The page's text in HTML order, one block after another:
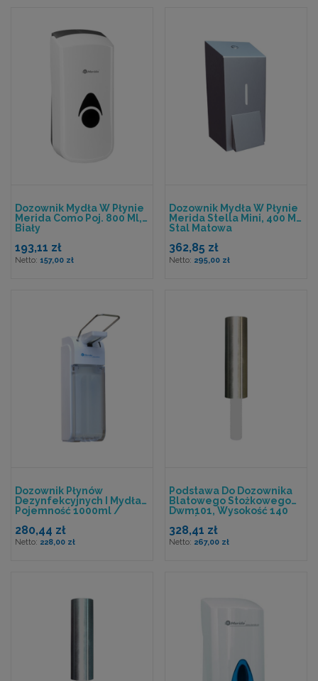
Dozownik Mydła W Płynie
Merida Como Poj. 800 Ml,
Biały
193,11 zł
157,00 zł
Dozownik Mydła W Płynie
Merida Stella Mini, 400 Ml,
Stal Matowa
362,85 zł
295,00 zł
Dozownik Płynów
Dezynfekcyjnych I Mydła,
Pojemność 1000ml /
500ml, Przycisk Łokciowy
280,44 zł
228,00 zł
Podstawa Do Dozownika
Blatowego Stożkowego
Dwm101, Wysokość 140
Mm, Średnica 45 Mm
328,41 zł
267,00 zł